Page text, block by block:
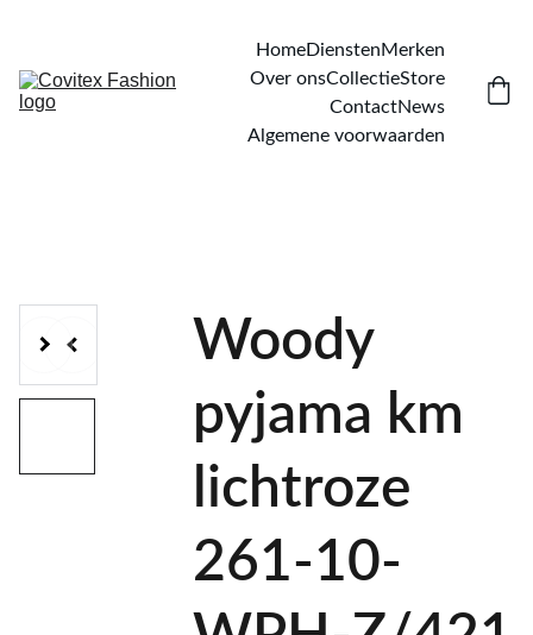
HomeDienstenMerken
Over onsCollectieStore
ContactNews
Algemene voorwaarden
Woody
pyjama km
lichtroze
261-10-